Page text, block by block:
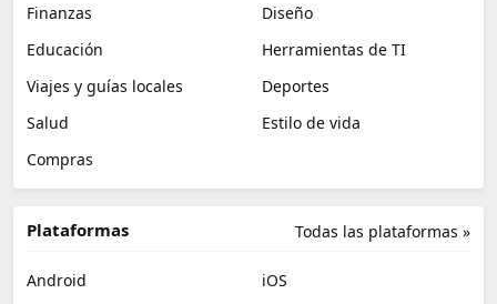
Finanzas
Diseño
Educación
Herramientas de TI
Viajes y guías locales
Deportes
Salud
Estilo de vida
Compras
Todas las plataformas »
Plataformas
Android
iOS